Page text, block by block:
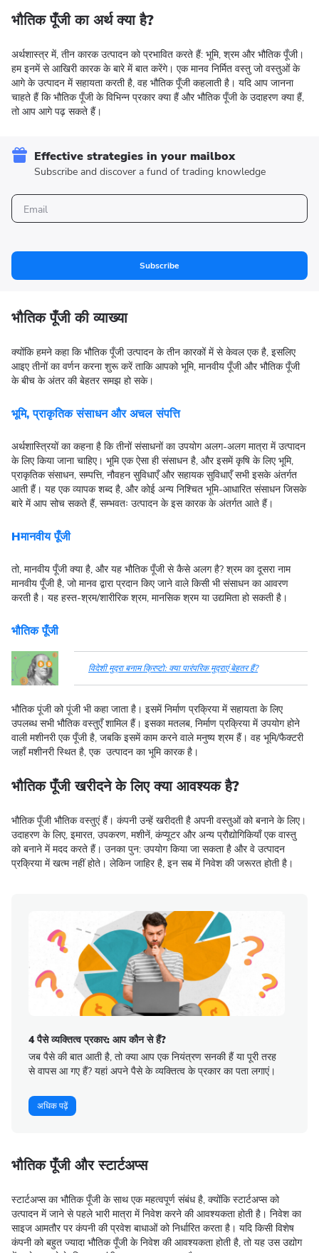
भौतिक पूँजी का अर्थ क्या है?
अर्थशास्त्र में, तीन कारक उत्पादन को प्रभावित करते हैं: भूमि, श्रम और भौतिक पूँजी।
हम इनमें से आखिरी कारक के बारे में बात करेंगे। एक मानव निर्मित वस्तु जो वस्तुओं के
आगे के उत्पादन में सहायता करती है, वह भौतिक पूँजी कहलाती है। यदि आप जानना
चाहते हैं कि भौतिक पूँजी के विभिन्न प्रकार क्या हैं और भौतिक पूँजी के उदाहरण क्या हैं,
तो आप आगे पढ़ सकते हैं।
Effective strategies in your mailbox
Subscribe and discover a fund of trading knowledge
Subscribe
भौतिक पूँजी की व्याख्या
क्योंकि हमने कहा कि भौतिक पूँजी उत्पादन के तीन कारकों में से केवल एक है, इसलिए
आइए तीनों का वर्णन करना शुरू करें ताकि आपको भूमि, मानवीय पूँजी और भौतिक पूँजी
के बीच के अंतर की बेहतर समझ हो सके।
भूमि, प्राकृतिक संसाधन और अचल संपत्ति
अर्थशास्त्रियों का कहना है कि तीनों संसाधनों का उपयोग अलग-अलग मात्रा में उत्पादन
के लिए किया जाना चाहिए। भूमि एक ऐसा ही संसाधन है, और इसमें कृषि के लिए भूमि,
प्राकृतिक संसाधन, सम्पत्ति, नौवहन सुविधाएँ और सहायक सुविधाएँ सभी इसके अंतर्गत
आती हैं। यह एक व्यापक शब्द है, और कोई अन्य निश्चित भूमि-आधारित संसाधन जिसके
बारे में आप सोच सकते हैं, सम्भवतः उत्पादन के इस कारक के अंतर्गत आते हैं।
Hमानवीय पूँजी
तो, मानवीय पूँजी क्या है, और यह भौतिक पूँजी से कैसे अलग है? श्रम का दूसरा नाम
मानवीय पूँजी है, जो मानव द्वारा प्रदान किए जाने वाले किसी भी संसाधन का आवरण
करती है। यह हस्त-श्रम/शारीरिक श्रम, मानसिक श्रम या उद्यमिता हो सकती है।
भौतिक पूँजी
विदेशी मुद्रा बनाम क्रिप्टो: क्या पारंपरिक मुद्राएं बेहतर हैं?
भौतिक पूंजी को पूंजी भी कहा जाता है। इसमें निर्माण प्रक्रिया में सहायता के लिए
उपलब्ध सभी भौतिक वस्तुएँ शामिल हैं। इसका मतलब, निर्माण प्रक्रिया में उपयोग होने
वाली मशीनरी एक पूँजी है, जबकि इसमें काम करने वाले मनुष्य श्रम हैं। वह भूमि/फैक्टरी
जहाँ मशीनरी स्थित है, एक उत्पादन का भूमि कारक है।
भौतिक पूँजी खरीदने के लिए क्या आवश्यक है?
भौतिक पूँजी भौतिक वस्तुएं हैं। कंपनी उन्हें खरीदती है अपनी वस्तुओं को बनाने के लिए।
उदाहरण के लिए, इमारत, उपकरण, मशीनें, कंप्यूटर और अन्य प्रौद्योगिकियाँ एक वास्तु
को बनाने में मदद करते हैं। उनका पुन: उपयोग किया जा सकता है और वे उत्पादन
प्रक्रिया में खत्म नहीं होते। लेकिन जाहिर है, इन सब में निवेश की जरूरत होती है।
4 पैसे व्यक्तित्व प्रकार: आप कौन से हैं?
जब पैसे की बात आती है, तो क्या आप एक नियंत्रण सनकी हैं या पूरी तरह
से वापस आ गए हैं? यहां अपने पैसे के व्यक्तित्व के प्रकार का पता लगाएं।
अधिक पढ़ें
भौतिक पूँजी और स्टार्टअप्स
स्टार्टअप्स का भौतिक पूँजी के साथ एक महत्वपूर्ण संबंध है, क्योंकि स्टार्टअप्स को
उत्पादन में जाने से पहले भारी मात्रा में निवेश करने की आवश्यकता होती है। निवेश का
साइज आमतौर पर कंपनी की प्रवेश बाधाओं को निर्धारित करता है। यदि किसी विशेष
कंपनी को बहुत ज्यादा भौतिक पूँजी के निवेश की आवश्यकता होती है, तो यह उस उद्योग